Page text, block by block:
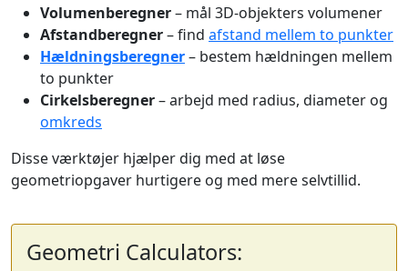
Volumenberegner– mål 3D-objekters volumener
Afstandberegner– find afstand mellem to punkter
Hældningsberegner– bestem hældningen mellem
to punkter
Cirkelsberegner– arbejd med radius, diameter og
omkreds
Disse værktøjer hjælper dig med at løse
geometriopgaver hurtigere og med mere selvtillid.
Geometri Calculators: